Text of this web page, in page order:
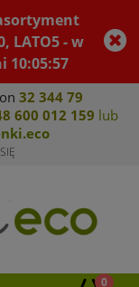
asortyment
LATO5 - w
10:05:57
32 344 79
8 600 012 159 lub